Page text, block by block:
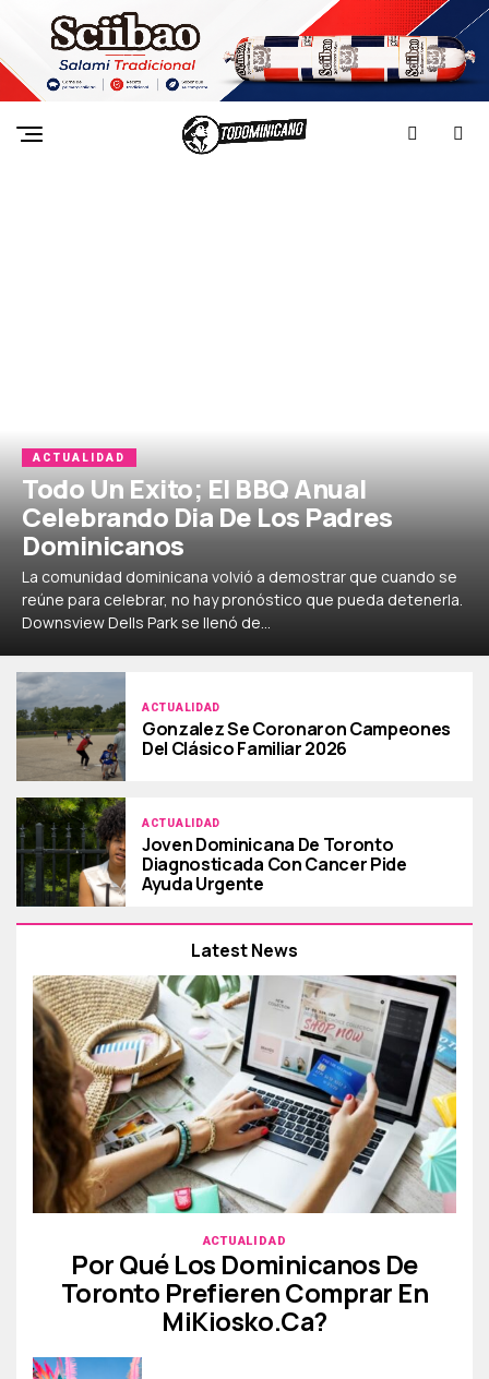
ACTUALIDAD
Todo Un Exito; El BBQ Anual
Celebrando Dia De Los Padres
Dominicanos
La comunidad dominicana volvió a demostrar que cuando se
reúne para celebrar, no hay pronóstico que pueda detenerla.
Downsview Dells Park se llenó de...
ACTUALIDAD
Gonzalez Se Coronaron Campeones
Del Clásico Familiar 2026
ACTUALIDAD
Joven Dominicana De Toronto
Diagnosticada Con Cancer Pide
Ayuda Urgente
Latest News
ACTUALIDAD
Por Qué Los Dominicanos De
Toronto Prefieren Comprar En
MiKiosko.ca?